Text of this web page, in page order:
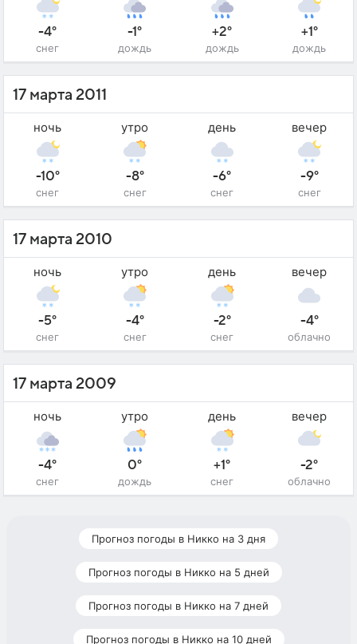
-4°
снег
-1°
дождь
+2°
дождь
+1°
дождь
17 марта 2011
ночь
-10°
снег
утро
-8°
снег
день
-6°
снег
вечер
-9°
снег
17 марта 2010
ночь
-5°
снег
утро
-4°
снег
день
-2°
снег
вечер
-4°
облачно
17 марта 2009
ночь
-4°
снег
утро
0°
дождь
день
+1°
снег
вечер
-2°
облачно
Прогноз погоды в Никко на 3 дня
Прогноз погоды в Никко на 5 дней
Прогноз погоды в Никко на 7 дней
Прогноз погоды в Никко на 10 дней